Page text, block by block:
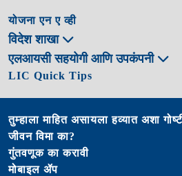
योजना एन ए व्ही
विदेश शाखा
एलआयसी सहयोगी आणि उपकंपनी
LIC Quick Tips
तुम्हाला माहित असायला हव्यात अशा
जीवन विमा का?
गुंतवणूक का करावी
मोबाइल ॲप